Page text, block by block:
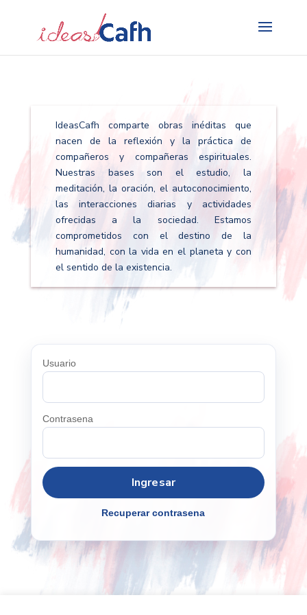
IdeasCafh comparte obras inéditas que
nacen de la reflexión y la práctica de
compañeros y compañeras espirituales.
Nuestras bases son el estudio, la
meditación, la oración, el autoconocimiento,
las interacciones diarias y actividades
ofrecidas a la sociedad. Estamos
comprometidos con el destino de la
humanidad, con la vida en el planeta y con
el sentido de la existencia.
Usuario
Contrasena
Recuperar contrasena